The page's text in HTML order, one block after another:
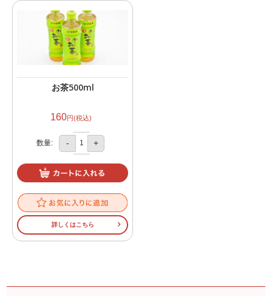
お茶500ml
160円(税込)
数量: - +
詳しくはこちら